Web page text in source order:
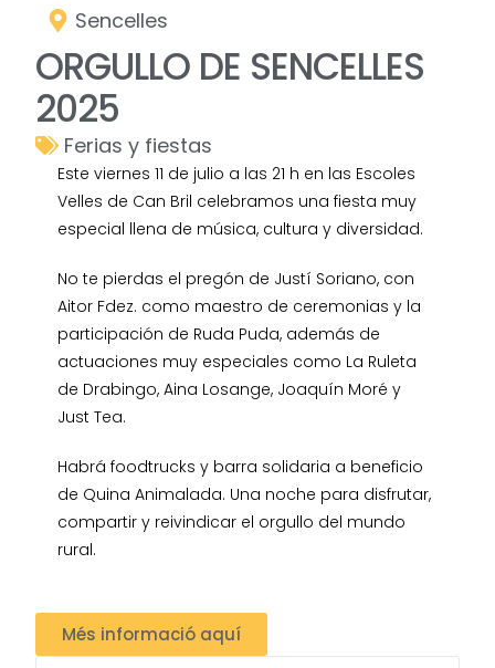
Sencelles
ORGULLO DE SENCELLES
2025
Ferias y fiestas
Este viernes 11 de julio a las 21 h en las Escoles
Velles de Can Bril celebramos una fiesta muy
especial llena de música, cultura y diversidad.
No te pierdas el pregón de Justí Soriano, con
Aitor Fdez. como maestro de ceremonias y la
participación de Ruda Puda, además de
actuaciones muy especiales como La Ruleta
de Drabingo, Aina Losange, Joaquín Moré y
Just Tea.
Habrá foodtrucks y barra solidaria a beneficio
de Quina Animalada. Una noche para disfrutar,
compartir y reivindicar el orgullo del mundo
rural.
Més informació aquí